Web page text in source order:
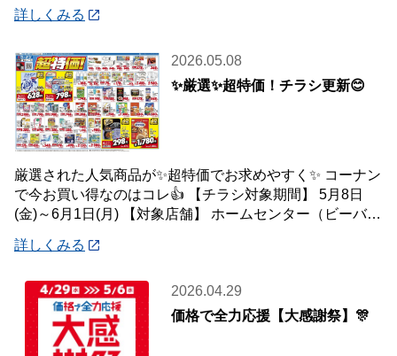
詳しくみる
2026.05.08
✨厳選✨超特価！チラシ更新😊
厳選された人気商品が✨超特価でお求めやすく✨ コーナン
で今お買い得なのはコレ👍 【チラシ対象期間】 5月8日
(金)～6月1日(月) 【対象店舗】 ホームセンター（ビーバー
詳しくみる
2026.04.29
価格で全力応援【大感謝祭】🎊